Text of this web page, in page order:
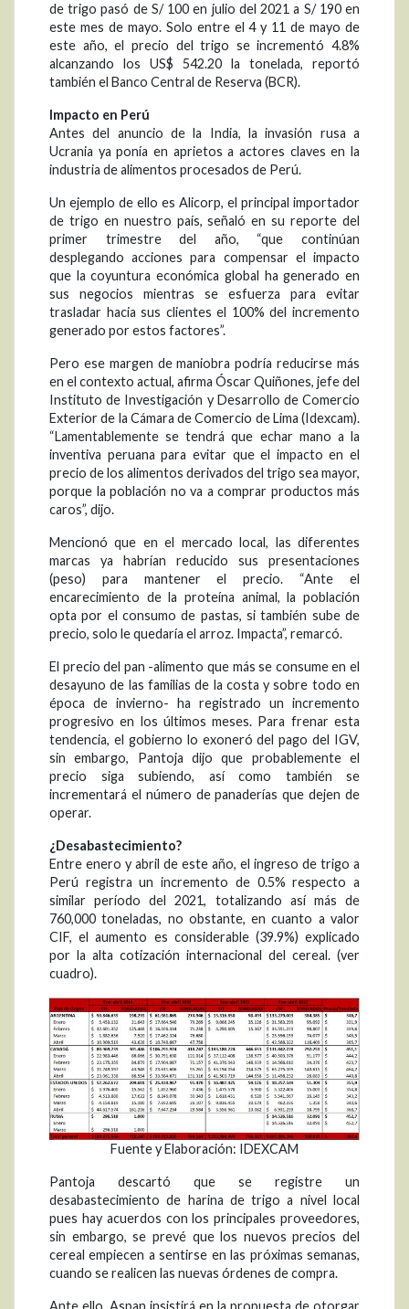
de trigo pasó de S/ 100 en julio del 2021 a S/ 190 en
este mes de mayo. Solo entre el 4 y 11 de mayo de
este año, el precio del trigo se incrementó 4.8%
alcanzando los US$ 542.20 la tonelada, reportó
también el Banco Central de Reserva (BCR).
Impacto en Perú
Antes del anuncio de la India, la invasión rusa a
Ucrania ya ponía en aprietos a actores claves en la
industria de alimentos procesados de Perú.
Un ejemplo de ello es Alicorp, el principal importador
de trigo en nuestro país, señaló en su reporte del
primer trimestre del año, “que continúan
desplegando acciones para compensar el impacto
que la coyuntura económica global ha generado en
sus negocios mientras se esfuerza para evitar
trasladar hacia sus clientes el 100% del incremento
generado por estos factores”.
Pero ese margen de maniobra podría reducirse más
en el contexto actual, afirma Óscar Quiñones, jefe del
Instituto de Investigación y Desarrollo de Comercio
Exterior de la Cámara de Comercio de Lima (Idexcam).
“Lamentablemente se tendrá que echar mano a la
inventiva peruana para evitar que el impacto en el
precio de los alimentos derivados del trigo sea mayor,
porque la población no va a comprar productos más
caros”, dijo.
Mencionó que en el mercado local, las diferentes
marcas ya habrían reducido sus presentaciones
(peso) para mantener el precio. “Ante el
encarecimiento de la proteína animal, la población
opta por el consumo de pastas, si también sube de
precio, solo le quedaría el arroz. Impacta”, remarcó.
El precio del pan -alimento que más se consume en el
desayuno de las familias de la costa y sobre todo en
época de invierno- ha registrado un incremento
progresivo en los últimos meses. Para frenar esta
tendencia, el gobierno lo exoneró del pago del IGV,
sin embargo, Pantoja dijo que probablemente el
precio siga subiendo, así como también se
incrementará el número de panaderías que dejen de
operar.
¿Desabastecimiento?
Entre enero y abril de este año, el ingreso de trigo a
Perú registra un incremento de 0.5% respecto a
similar período del 2021, totalizando así más de
760,000 toneladas, no obstante, en cuanto a valor
CIF, el aumento es considerable (39.9%) explicado
por la alta cotización internacional del cereal. (ver
cuadro).
Fuente y Elaboración: IDEXCAM
Pantoja descartó que se registre un
desabastecimiento de harina de trigo a nivel local
pues hay acuerdos con los principales proveedores,
sin embargo, se prevé que los nuevos precios del
cereal empiecen a sentirse en las próximas semanas,
cuando se realicen las nuevas órdenes de compra.